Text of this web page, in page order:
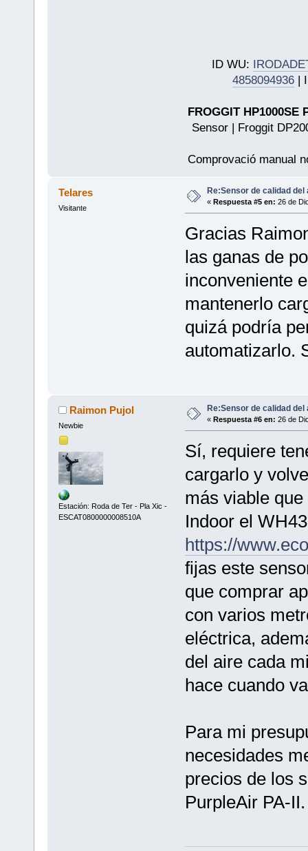
ID WU:
4858094936
FROGGIT HP1000SE
Sensor | Froggit
Comprovació manual
Telares
Visitante
Re:Sensor de calidad del
« Respuesta #5 en: 26 de
Gracias
las ganas de
inconveniente
mantenerlo
quizá podría
automatizarlo.
Raimon Pujol
Newbie
Estación: Roda de Ter - Pla Xic -
ESCAT0800000008510A
Re:Sensor de calidad del
« Respuesta #6 en: 26 de
Sí, requiere
cargarlo y
más viable
Indoor el WH43
https://
fijas este
que comprar
con varios
eléctrica,
del aire cada
hace cuando
Para mi
necesidades
precios de los
PurpleAir PA-II.